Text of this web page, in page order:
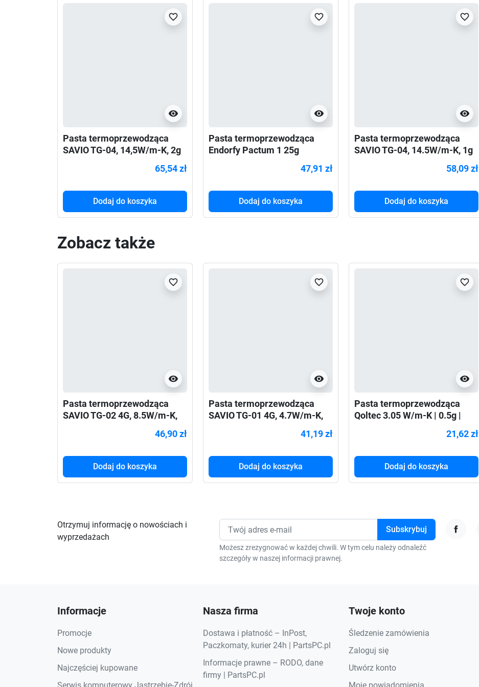
visibility
favorite_border
Pasta termoprzewodząca
SAVIO TG-04, 14,5W/m-K, 2g
65,54 zł
Dodaj do koszyka
visibility
favorite_border
Pasta termoprzewodząca
Endorfy Pactum 1 25g
47,91 zł
Dodaj do koszyka
visibility
favorite_border
Pasta termoprzewodząca
SAVIO TG-04, 14.5W/m-K, 1g
58,09 zł
Dodaj do koszyka
Zobacz także
visibility
favorite_border
Pasta termoprzewodząca
SAVIO TG-02 4G, 8.5W/m-K,
46,90 zł
Dodaj do koszyka
visibility
favorite_border
Pasta termoprzewodząca
SAVIO TG-01 4G, 4.7W/m-K,
41,19 zł
Dodaj do koszyka
visibility
favorite_border
Pasta termoprzewodząca
Qoltec 3.05 W/m-K | 0.5g |
21,62 zł
Dodaj do koszyka
Otrzymuj informację o nowościach i
wyprzedażach
Możesz zrezygnować w każdej chwili. W tym celu należy odnaleźć
szczegóły w naszej informacji prawnej.
Informacje
Promocje
Nowe produkty
Najczęściej kupowane
Nasza firma
Dostawa i płatność – InPost,
Paczkomaty, kurier 24h | PartsPC.pl
Informacje prawne – RODO, dane
firmy | PartsPC.pl
Twoje konto
Śledzenie zamówienia
Zaloguj się
Utwórz konto